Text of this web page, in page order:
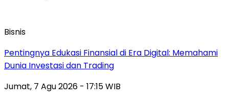
Bisnis
Pentingnya Edukasi Finansial di Era Digital: Memahami
Dunia Investasi dan Trading
Jumat, 7 Agu 2026 - 17:15 WIB